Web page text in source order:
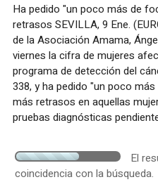
Ha pedido "un poco más de
retrasos SEVILLA, 9 Ene.
de la Asociación Amama,
viernes la cifra de mujeres
programa de detección del
338, y ha pedido "un poco
más retrasos en aquellas
pruebas diagnósticas
El
coincidencia con la búsqueda.